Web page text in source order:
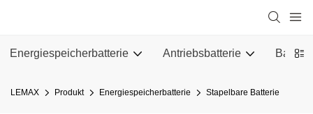
Energiespeicherbatterie Antriebsbatterie
LEMAX Produkt Energiespeicherbatterie Stapelbare Batterie